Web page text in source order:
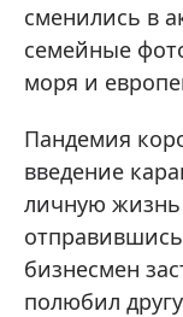
сменились в
семейные
моря и
Пандемия
введение
личную
бизнесмен
полюбил